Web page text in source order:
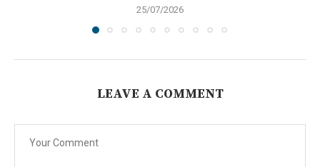
25/07/2026
LEAVE A COMMENT